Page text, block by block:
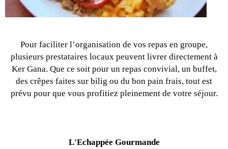
Pour faciliter l’organisation de vos repas en groupe,
plusieurs prestataires locaux peuvent livrer directement à
Ker Gana. Que ce soit pour un repas convivial, un buffet,
des crêpes faites sur bilig ou du bon pain frais, tout est
prévu pour que vous profitiez pleinement de votre séjour.
L'Echappée Gourmande